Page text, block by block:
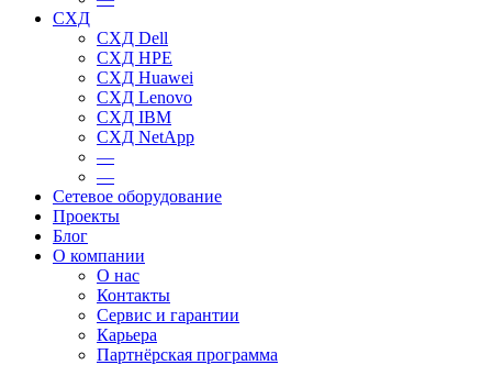
СХД
СХД Dell
СХД HPE
СХД Huawei
СХД Lenovo
СХД IBM
СХД NetApp
—
—
Сетевое оборудование
Проекты
Блог
О компании
О нас
Контакты
Сервис и гарантии
Карьера
Партнёрская программа